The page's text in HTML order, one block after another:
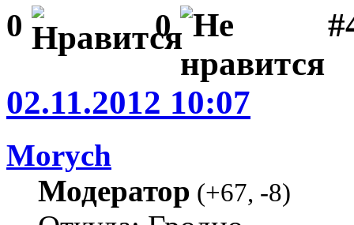
0 0
02.11.2012 10:07
Morych
Модератор (+67, -8)